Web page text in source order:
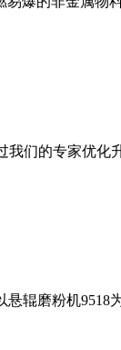
们的专家优化
辊磨粉机9518